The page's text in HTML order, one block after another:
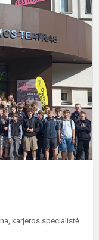
karjeros specialistė